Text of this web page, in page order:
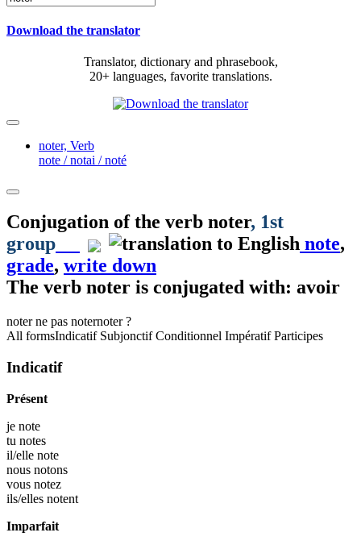
Download the translator
Translator, dictionary and phrasebook,
20+ languages, favorite translations.
noter, Verb
note / notai / noté
Conjugation of the verb noter, 1st
group
note,
grade, write down
The verb noter is conjugated with: avoir
noterne pas noternoter ?
All formsIndicatif Subjonctif Conditionnel Impératif Participes
Indicatif
Présent
je note
tu notes
il/elle note
nous notons
vous notez
ils/elles notent
Imparfait